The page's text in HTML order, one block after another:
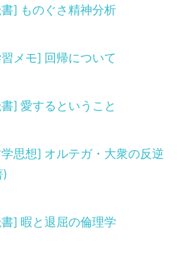
] ものぐさ精神分析
メモ] 回帰について
] 愛するということ
思想] オルテガ・大衆の反逆
] 暇と退屈の倫理学